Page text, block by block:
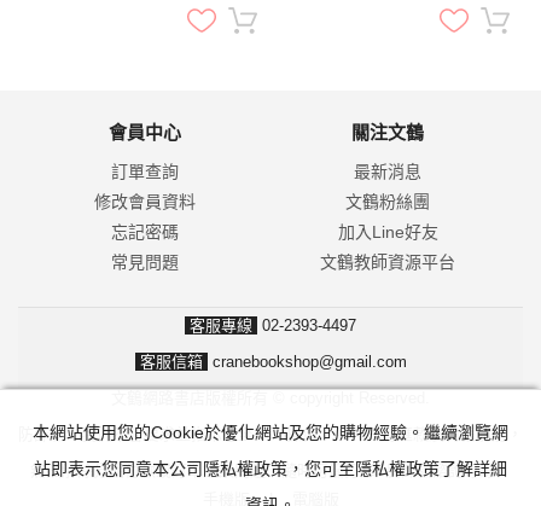
會員中心
訂單查詢
修改會員資料
忘記密碼
常見問題
關注文鶴
最新消息
文鶴粉絲團
加入Line好友
文鶴教師資源平台
客服專線 02-2393-4497
客服信箱 cranebookshop@gmail.com
防詐騙！我們不會要求並指示您至ATM操作。ATM只有匯款及轉帳功能，
無法解除分期付款或訂單錯誤問題。隨時可撥打165反詐騙諮詢專線。
手機版 |
本網站使用您的Cookie於優化網站及您的購物經驗。繼續瀏覽網
站即表示您同意本公司隱私權政策，您可至隱私權政策了解詳細